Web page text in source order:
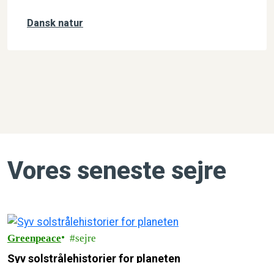
Dansk natur
Vores seneste sejre
Greenpeace sejre
Syv solstrålehistorier for planeten